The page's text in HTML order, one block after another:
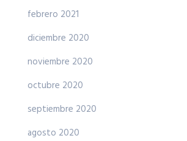
febrero 2021
diciembre 2020
noviembre 2020
octubre 2020
septiembre 2020
agosto 2020